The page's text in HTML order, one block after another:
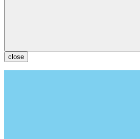
close